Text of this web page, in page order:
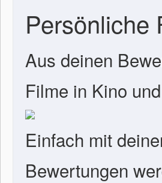
Persönliche
Aus deinen
Filme in Kino
Einfach mit
Bewertungen